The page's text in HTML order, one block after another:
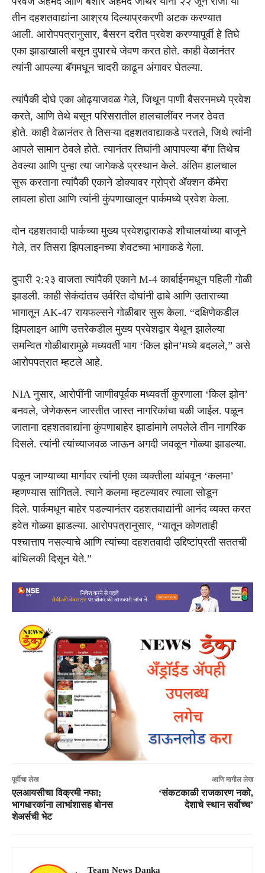
तीन दहशतवाद्यांना आश्रय दिल्याप्रकरणी अटक करण्यात
आली. आरोपपत्रानुसार, बैसरन दरीत प्रवेश करण्यापूर्वी हे तिघे
एका झाडाखाली बसून दुपारचे जेवण करत होते. काही वेळानंतर
त्यांनी आपल्या बॅगमधून चादरी काढून अंगावर घेतल्या.
त्यांपैकी दोघे एका ओढ्याजवळ गेले, जिथून पाणी बैसरनमध्ये प्रवेश
करते, आणि तेथे बसून परिसरातील हालचालींवर नजर ठेवत
होते. काही वेळानंतर ते तिसऱ्या दहशतवाद्याकडे परतले, जिथे त्यांनी
आपले सामान ठेवले होते. त्यानंतर तिघांनी आपापल्या बॅगा तिथेच
ठेवल्या आणि पुन्हा त्या जागेकडे प्रस्थान केले. अंतिम हालचाल
सुरू करताना त्यांपैकी एकाने डोक्यावर ग्रोप्रो अ‍ॅक्शन कॅमेरा
लावला होता आणि त्यांनी कुंपणाखालून पार्कमध्ये प्रवेश केला.
दोन दहशतवादी पार्कच्या मुख्य प्रवेशद्वाराकडे शौचालयांच्या बाजूने
गेले, तर तिसरा झिपलाइनच्या शेवटच्या भागाकडे गेला.
दुपारी २:२३ वाजता त्यांपैकी एकाने M-4 कार्बाईनमधून पहिली गोळी
झाडली. काही सेकंदांतच उर्वरित दोघांनी ढाबे आणि उताराच्या
भागातून AK-47 रायफल्सने गोळीबार सुरू केला. “दक्षिणेकडील
झिपलाइन आणि उत्तरेकडील मुख्य प्रवेशद्वार येथून झालेल्या
समन्वित गोळीबारामुळे मध्यवर्ती भाग ‘किल झोन’मध्ये बदलले,” असे
आरोपपत्रात म्हटले आहे.
NIA नुसार, आरोपींनी जाणीवपूर्वक मध्यवर्ती कुरणाला ‘किल झोन’
बनवले, जेणेकरून जास्तीत जास्त नागरिकांचा बळी जाईल. पळून
जाताना दहशतवाद्यांना कुंपणाबाहेर झाडांमागे लपलेले तीन नागरिक
दिसले. त्यांनी त्यांच्याजवळ जाऊन अगदी जवळून गोळ्या झाडल्या.
पळून जाण्याच्या मार्गावर त्यांनी एका व्यक्तीला थांबवून ‘कलमा’
म्हणण्यास सांगितले. त्याने कलमा म्हटल्यावर त्याला सोडून
दिले. पार्कमधून बाहेर पडल्यानंतर दहशतवाद्यांनी आनंद व्यक्त करत
हवेत गोळ्या झाडल्या. आरोपपत्रानुसार, “यातून कोणताही
पश्चात्ताप नसल्याचे आणि त्यांच्या दहशतवादी उद्दिष्टांप्रती सततची
बांधिलकी दिसून येते.”
पूर्वीचा लेख
एलआयसीचा विक्रमी नफा;
भागधारकांना लाभांशासह बोनस
शेअर्सची भेट
आणि मागील लेख
‘संकटकाळी राजकारण नको,
देशाचे स्थान सर्वोच्च’
Team News Danka